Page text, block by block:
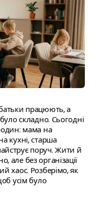
працюють, а
складно. Сьогодні
мама на
кухні, старша
поруч. Жити й
але без організації
хаос. Розберімо, як
усім було